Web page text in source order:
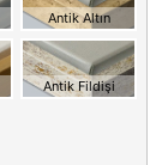
Antik Altın
Antik Fildişi